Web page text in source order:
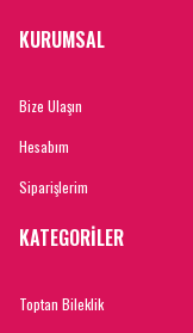
KURUMSAL
Bize Ulaşın
Hesabım
Siparişlerim
KATEGORİLER
Toptan Bileklik